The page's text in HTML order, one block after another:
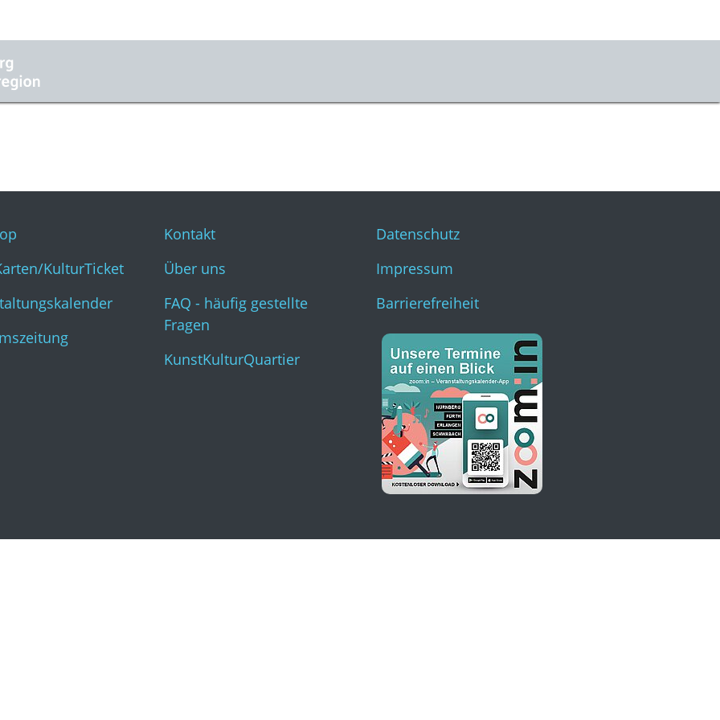
KulturTicket
Kontakt
Über uns
FAQ - häufig gestellte
Fragen
KunstKulturQuartier
Datenschutz
Impressum
Barrierefreiheit